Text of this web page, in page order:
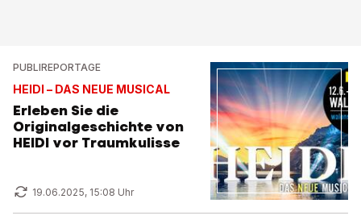
PUBLIREPORTAGE
HEIDI – DAS NEUE MUSICAL
Erleben Sie die
Originalgeschichte von
HEIDI vor Traumkulisse
19.06.2025, 15:08 Uhr